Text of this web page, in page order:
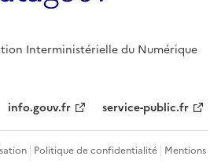
Interministérielle du Numérique
info.gouv.fr service-public.fr
Politique de confidentialité Mentions